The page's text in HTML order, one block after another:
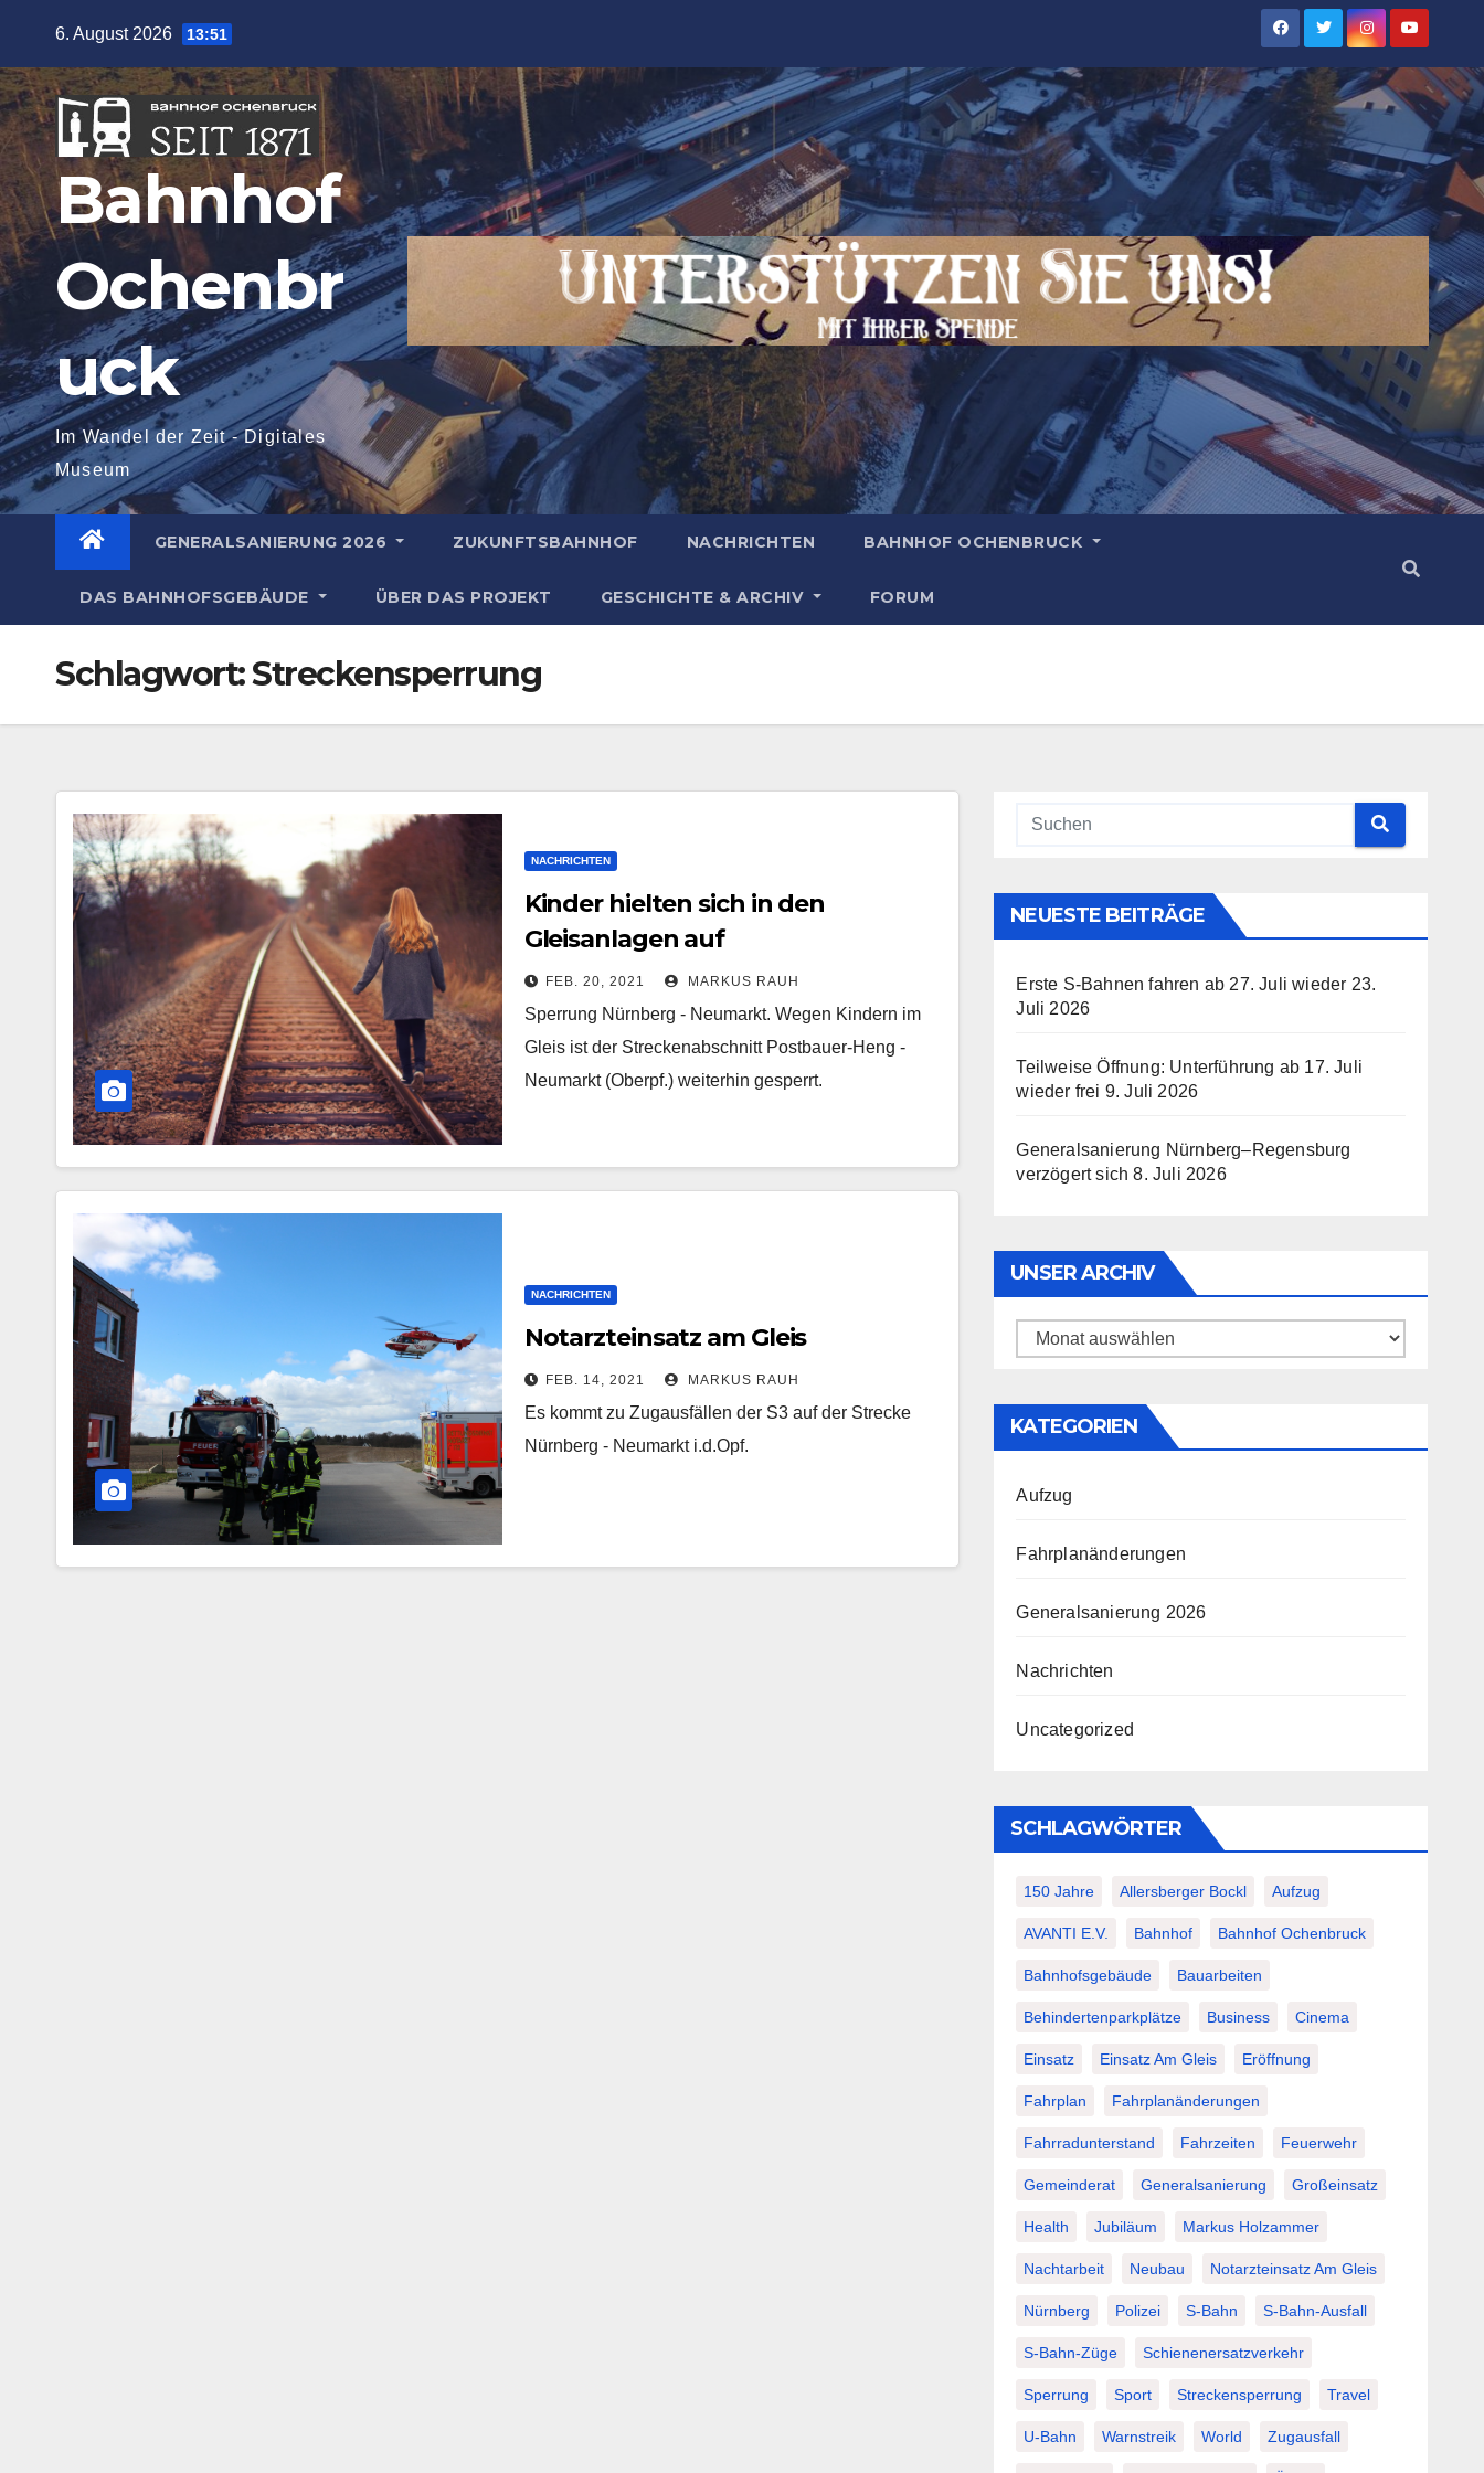
springen
6. August 2026 13:51
Bahnhof
Ochenbr
uck
Im Wandel der Zeit - Digitales
Museum
GENERALSANIERUNG 2026 ZUKUNFTSBAHNHOF NACHRICHTEN BAHNHOF OCHENBRUCK
DAS BAHNHOFSGEBÄUDE ÜBER DAS PROJEKT GESCHICHTE & ARCHIV FORUM
Schlagwort:Streckensperrung
NACHRICHTEN
Kinder hielten sich in den
Gleisanlagen auf
FEB. 20, 2021 MARKUS RAUH
Sperrung Nürnberg - Neumarkt. Wegen Kindern im
Gleis ist der Streckenabschnitt Postbauer-Heng -
Neumarkt (Oberpf.) weiterhin gesperrt.
NACHRICHTEN
Notarzteinsatz am Gleis
FEB. 14, 2021 MARKUS RAUH
Es kommt zu Zugausfällen der S3 auf der Strecke
Nürnberg - Neumarkt i.d.Opf.
NEUESTE BEITRÄGE
Erste S-Bahnen fahren ab 27. Juli wieder 23.
Juli 2026
Teilweise Öffnung: Unterführung ab 17. Juli
wieder frei 9. Juli 2026
Generalsanierung Nürnberg–Regensburg
verzögert sich 8. Juli 2026
UNSER ARCHIV
Unser
KATEGORIEN
Aufzug
Fahrplanänderungen
Generalsanierung 2026
Nachrichten
Uncategorized
SCHLAGWÖRTER
150 Jahre Allersberger Bockl Aufzug
AVANTI E.V. Bahnhof Bahnhof Ochenbruck
Bahnhofsgebäude Bauarbeiten
Behindertenparkplätze Business Cinema
Einsatz Einsatz Am Gleis Eröffnung
Fahrplan Fahrplanänderungen
Fahrradunterstand Fahrzeiten Feuerwehr
Gemeinderat Generalsanierung Großeinsatz
Health Jubiläum Markus Holzammer
Nachtarbeit Neubau Notarzteinsatz Am Gleis
Nürnberg Polizei S-Bahn S-Bahn-Ausfall
S-Bahn-Züge Schienenersatzverkehr
Sperrung Sport Streckensperrung Travel
U-Bahn Warnstreik World Zugausfall